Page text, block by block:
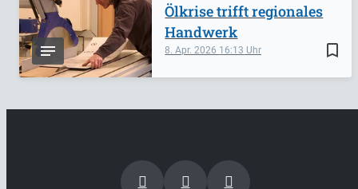
bookmark_border
8. Apr. 2026 16:13
Ölkrise trifft regionales
Handwerk